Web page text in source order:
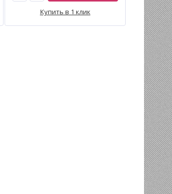
Купить в 1 клик